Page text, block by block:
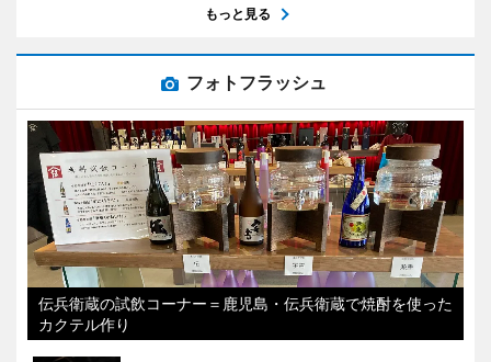
もっと見る
フォトフラッシュ
伝兵衛蔵の試飲コーナー＝鹿児島・伝兵衛蔵で焼酎を使った
カクテル作り